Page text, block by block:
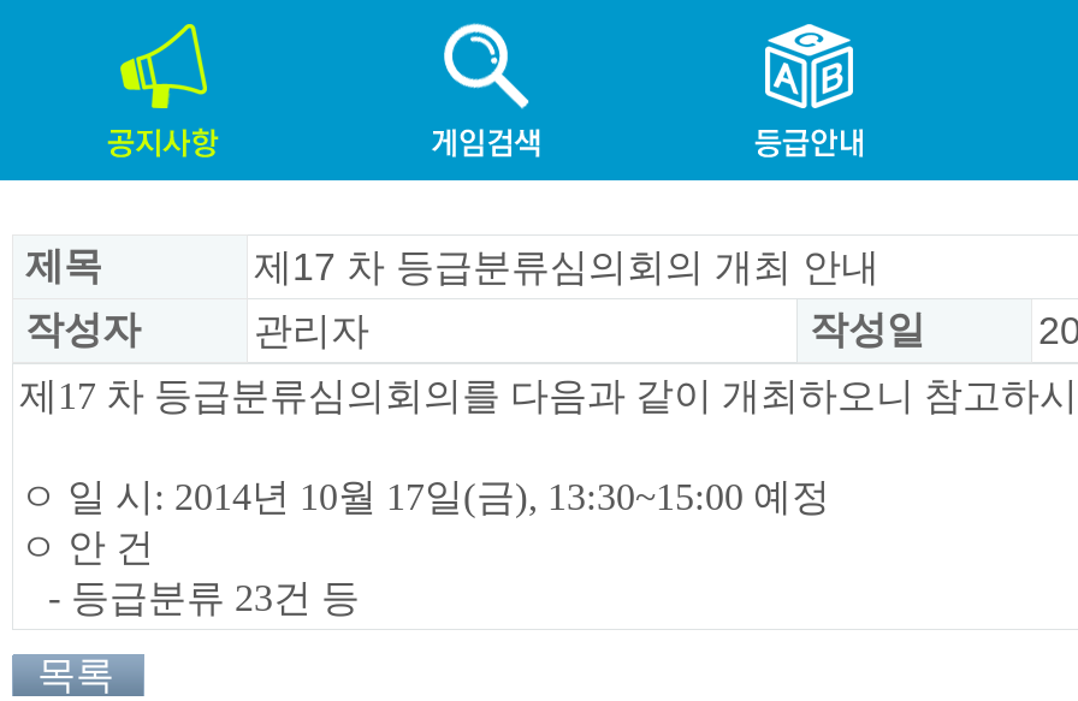
제목
제17 차 등급분류심의회의 개최 안내
작성자
관리자 작성일
제17 차 등급분류심의회의를 다음과 같이 개최하오니 참고하
ㅇ 일 시: 2014년 10월 17일(금), 13:30~15:00 예정
ㅇ 안 건
- 등급분류 23건 등
목록